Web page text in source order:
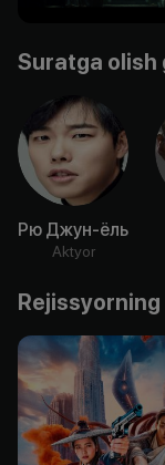
Suratga olish
Рю Джун-ёль
Aktyor